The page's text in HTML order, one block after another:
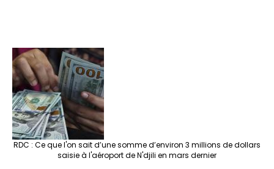
RDC : Ce que l'on sait d’une somme d’environ 3 millions de dollars
saisie à l'aéroport de N'djili en mars dernier